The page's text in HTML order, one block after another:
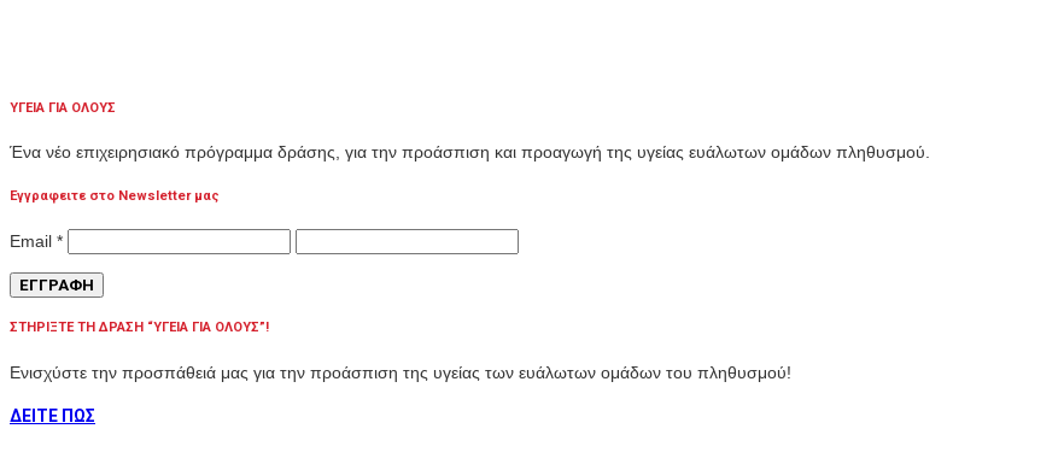
ΥΓΕΙΑ ΓΙΑ ΟΛΟΥΣ
Ένα νέο επιχειρησιακό πρόγραμμα δράσης, για την προάσπιση και προαγωγή της υγείας ευάλωτων ομάδων πληθυσμού.
Εγγραφειτε στο Newsletter μας
Email *
ΣΤΗΡΙΞΤΕ ΤΗ ΔΡΑΣΗ “ΥΓΕΙΑ ΓΙΑ ΟΛΟΥΣ”!
Ενισχύστε την προσπάθειά μας για την προάσπιση της υγείας των ευάλωτων ομάδων του πληθυσμού!
ΔΕΙΤΕ ΠΩΣ